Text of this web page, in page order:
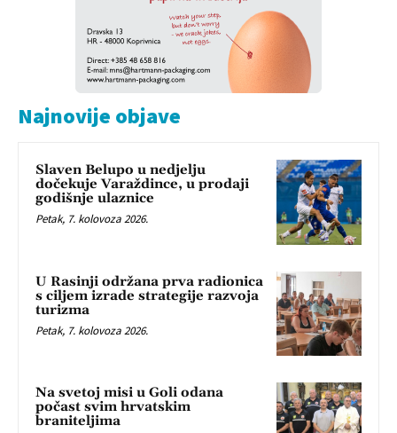
Najnovije objave
Slaven Belupo u nedjelju
dočekuje Varaždince, u prodaji
godišnje ulaznice
Petak, 7. kolovoza 2026.
U Rasinji održana prva radionica
s ciljem izrade strategije razvoja
turizma
Petak, 7. kolovoza 2026.
Na svetoj misi u Goli odana
počast svim hrvatskim
braniteljima